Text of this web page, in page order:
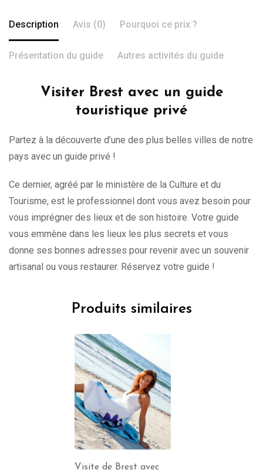
Description Avis (0) Pourquoi ce prix ?
Présentation du guide Autres activités du guide
Visiter Brest avec un guide
touristique privé
Partez à la découverte d’une des plus belles villes de notre
pays avec un guide privé !
Ce dernier, agréé par le ministère de la Culture et du
Tourisme, est le professionnel dont vous avez besoin pour
vous imprégner des lieux et de son histoire. Votre guide
vous emmène dans les lieux les plus secrets et vous
donne ses bonnes adresses pour revenir avec un souvenir
artisanal ou vous restaurer. Réservez votre guide !
Produits similaires
Visite de Brest avec